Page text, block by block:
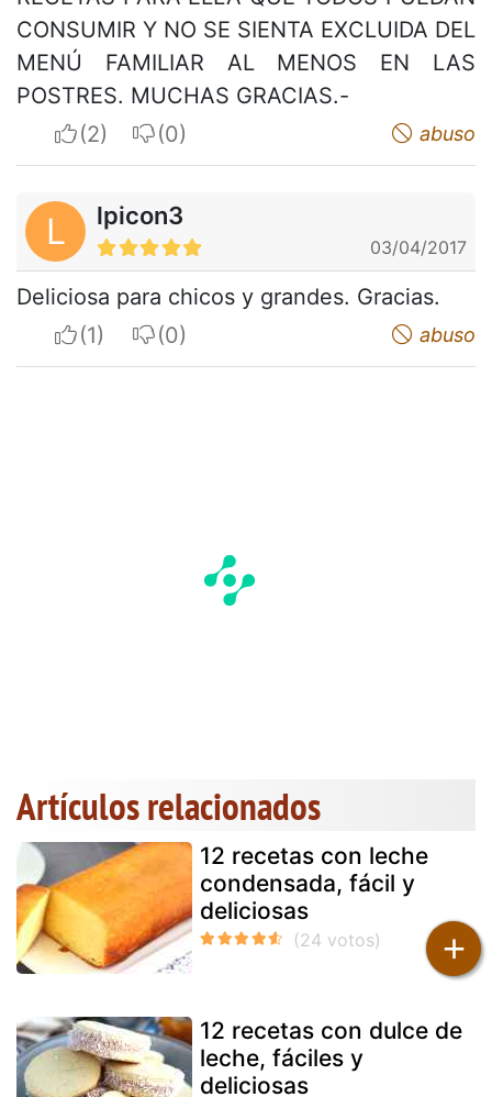
CONSUMIR Y NO SE SIENTA EXCLUIDA DEL
MENÚ FAMILIAR AL MENOS EN LAS
POSTRES. MUCHAS GRACIAS.-
I apreciateI do not appreciate abuso
L lpicon3
03/04/2017
Deliciosa para chicos y grandes. Gracias.
I apreciateI do not appreciate abuso
+
Artículos relacionados
12 recetas con leche
condensada, fácil y
deliciosas
12 recetas con dulce de
leche, fáciles y
deliciosas